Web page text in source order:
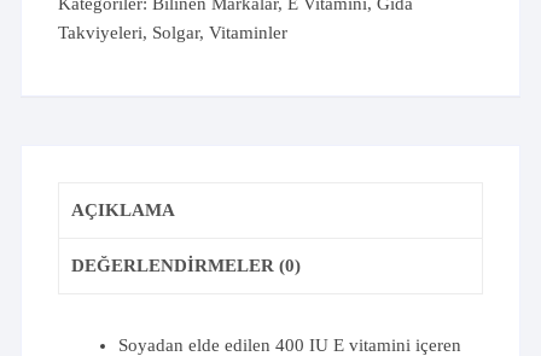
400
IU
Takviyeleri, Solgar,Vitaminler
AÇIKLAMA
DEĞERLENDIRMELER (0)
Soyadan elde edilen 400 IU E vitamini içeren